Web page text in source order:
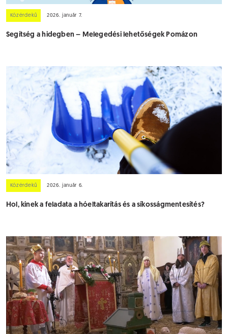
Közérdekű 2026. január 7.
Segítség a hidegben – Melegedési lehetőségek Pomázon
Közérdekű 2026. január 6.
Hol, kinek a feladata a hóeltakarítás és a síkosságmentesítés?